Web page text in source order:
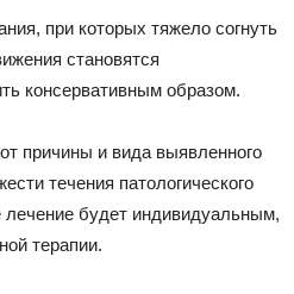
при которых тяжело согнуть
становятся
консервативным образом.
причины и вида выявленного
течения патологического
будет индивидуальным,
терапии.